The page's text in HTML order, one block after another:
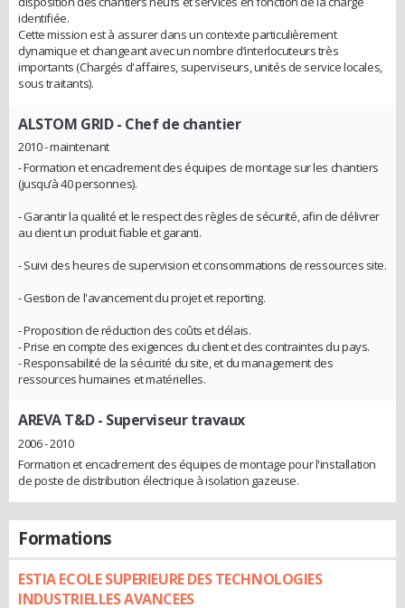
identifiée.
Cette mission est à assurer dans un contexte particulièrement
dynamique et changeant avec un nombre d’interlocuteurs très
importants (Chargés d'affaires, superviseurs, unités de service locales,
sous traitants).
ALSTOM GRID- Chef de chantier
2010 - maintenant
- Formation et encadrement des équipes de montage sur les chantiers
(jusqu’à 40 personnes).
- Garantir la qualité et le respect des règles de sécurité, afin de délivrer
au client un produit fiable et garanti.
- Suivi des heures de supervision et consommations de ressources site.
- Gestion de l'avancement du projet et reporting.
- Proposition de réduction des coûts et délais.
- Prise en compte des exigences du client et des contraintes du pays.
- Responsabilité de la sécurité du site, et du management des
ressources humaines et matérielles.
AREVA T&D- Superviseur travaux
2006 - 2010
Formation et encadrement des équipes de montage pour l'installation
de poste de distribution électrique à isolation gazeuse.
Formations
ESTIA ECOLE SUPERIEURE DES TECHNOLOGIES
INDUSTRIELLES AVANCEES